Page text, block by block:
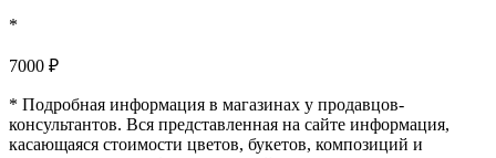
*
7000 ₽
* Подробная информация в магазинах у продавцов-
консультантов. Вся представленная на сайте информация,
касающаяся стоимости цветов, букетов, композиций и